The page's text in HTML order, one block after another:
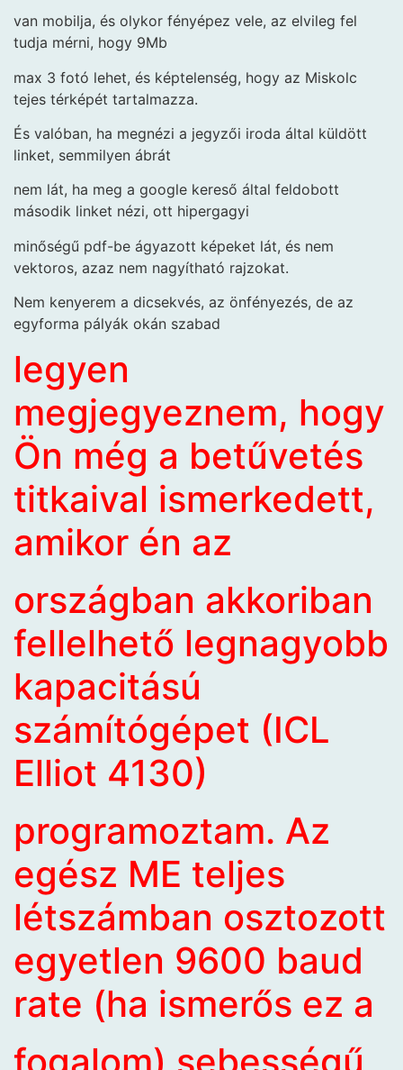
van mobilja, és olykor fényépez vele, az elvileg fel
tudja mérni, hogy 9Mb
max 3 fotó lehet, és képtelenség, hogy az Miskolc
tejes térképét tartalmazza.
És valóban, ha megnézi a jegyzői iroda által küldött
linket, semmilyen ábrát
nem lát, ha meg a google kereső által feldobott
második linket nézi, ott hipergagyi
minőségű pdf-be ágyazott képeket lát, és nem
vektoros, azaz nem nagyítható rajzokat.
Nem kenyerem a dicsekvés, az önfényezés, de az
egyforma pályák okán szabad
legyen
megjegyeznem, hogy
Ön még a betűvetés
titkaival ismerkedett,
amikor én az
országban akkoriban
fellelhető legnagyobb
kapacitású
számítógépet (ICL
Elliot 4130)
programoztam. Az
egész ME teljes
létszámban osztozott
egyetlen 9600 baud
rate (ha ismerős ez a
fogalom) sebességű